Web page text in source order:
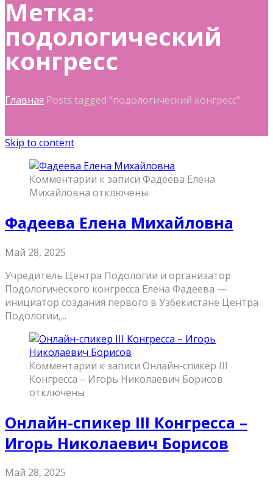
Метка:
подологический
конгресс
Главная Posts tagged "подологический конгресс"
Skip to content
Комментарии к записи Фадеева Елена
Михайловна отключены
Фадеева Елена Михайловна
Май 28, 2025
Учредитель Центра Подологии и организатор
Подологического конгресса Елена Фадеева —
инициатор создания первого в Узбекистане Центра
Подологии,...
Комментарии к записи Онлайн-спикер III
Конгресса – Игорь Николаевич Борисов
отключены
Онлайн-спикер III Конгресса –
Игорь Николаевич Борисов
Май 28, 2025